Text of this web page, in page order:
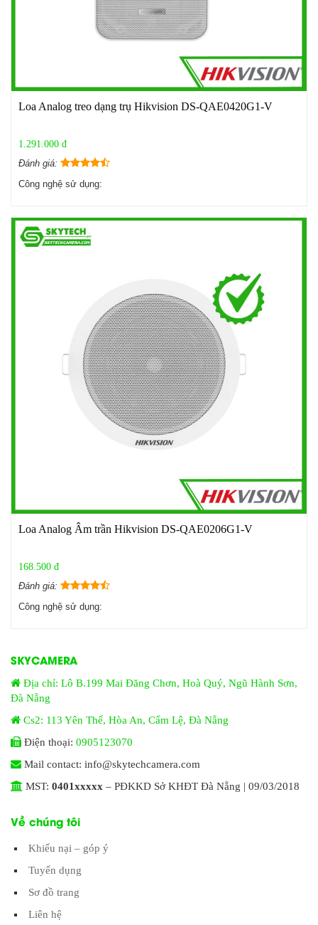
Loa Analog treo dạng trụ Hikvision DS-QAE0420G1-V
1.291.000 đ
Đánh giá:
Công nghệ sử dụng:
Loa Analog Âm trần Hikvision DS-QAE0206G1-V
168.500 đ
Đánh giá:
Công nghệ sử dụng:
SKYCAMERA
Địa chỉ: Lô B.199 Mai Đăng Chơn, Hoà Quý, Ngũ Hành Sơn,
Đà Nẵng
Cs2: 113 Yên Thế, Hòa An, Cẩm Lệ, Đà Nẵng
Điện thoại: 0905123070
Mail contact: info@skytechcamera.com
MST: 0401xxxxx – PĐKKD Sở KHĐT Đà Nẵng | 09/03/2018
Về chúng tôi
Khiếu nại – góp ý
Tuyển dụng
Sơ đồ trang
Liên hệ